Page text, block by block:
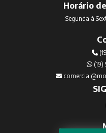
Horário
Segunda à